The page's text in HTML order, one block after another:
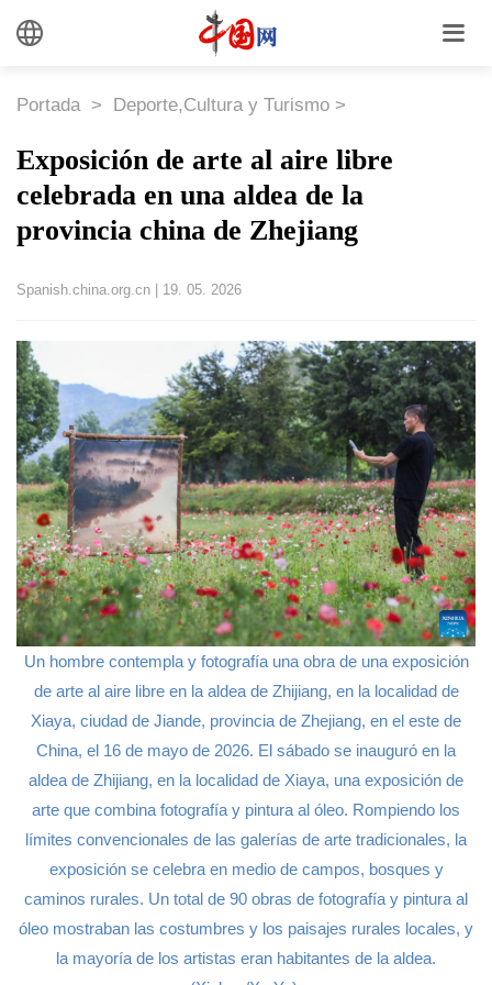
Portada > Deporte,Cultura y Turismo >
Exposición de arte al aire libre
celebrada en una aldea de la
provincia china de Zhejiang
Spanish.china.org.cn 19. 05. 2026
Un hombre contempla y fotografía una obra de una exposición
de arte al aire libre en la aldea de Zhijiang, en la localidad de
Xiaya, ciudad de Jiande, provincia de Zhejiang, en el este de
China, el 16 de mayo de 2026. El sábado se inauguró en la
aldea de Zhijiang, en la localidad de Xiaya, una exposición de
arte que combina fotografía y pintura al óleo. Rompiendo los
límites convencionales de las galerías de arte tradicionales, la
exposición se celebra en medio de campos, bosques y
caminos rurales. Un total de 90 obras de fotografía y pintura al
óleo mostraban las costumbres y los paisajes rurales locales, y
la mayoría de los artistas eran habitantes de la aldea.